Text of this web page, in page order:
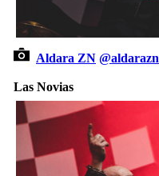
Aldara ZN @aldarazn
Las Novias